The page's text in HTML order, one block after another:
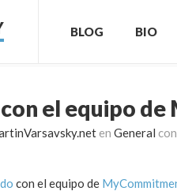
BLOG BIO
el equipo
en General con
con el equipo de